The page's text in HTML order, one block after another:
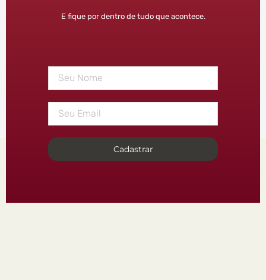
E fique por dentro de tudo que acontece.
Cadastrar